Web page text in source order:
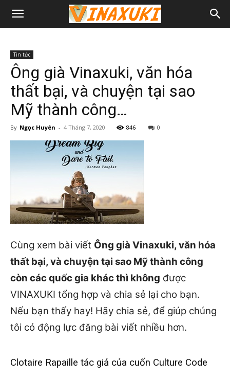
Tin tức
Ông già Vinaxuki, văn hóa
thất bại, và chuyện tại sao
Mỹ thành công…
By Ngọc Huyên - 4 Tháng 7, 2020 846 0
Cùng xem bài viết Ông già Vinaxuki, văn hóa
thất bại, và chuyện tại sao Mỹ thành công
còn các quốc gia khác thì không được
VINAXUKI tổng hợp và chia sẻ lại cho bạn.
Nếu bạn thấy hay! Hãy chia sẻ, để giúp chúng
tôi có động lực đăng bài viết nhiều hơn.
Clotaire Rapaille tác giả của cuốn Culture Code